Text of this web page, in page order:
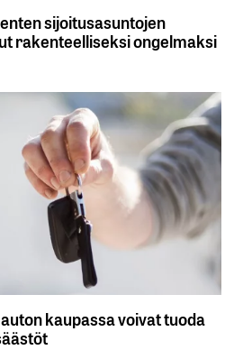
sijoitusasuntojen
rakenteelliseksi ongelmaksi
kaupassa voivat tuoda